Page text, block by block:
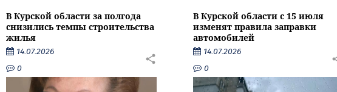
В Курской области за полгода
снизились темпы строительства
жилья
14.07.2026
0
В Курской области с 15 июля
изменят правила заправки
автомобилей
14.07.2026
0